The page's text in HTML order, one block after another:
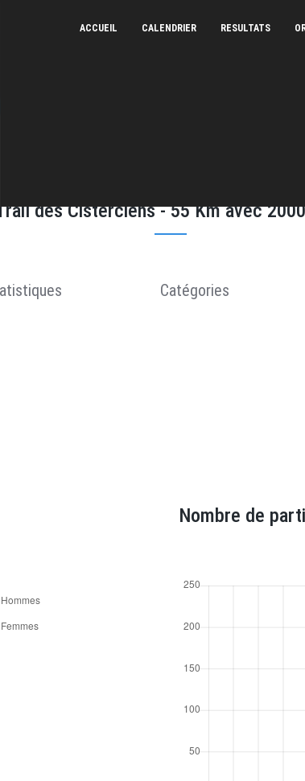
ACCUEIL CALENDRIER RESULTATS
Trail des Cisterciens - 55 Km avec
Catégories
Nombre de